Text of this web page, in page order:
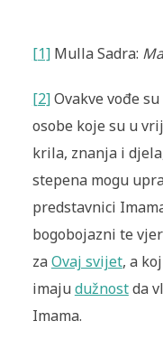
[1]Mulla Sadra:
[2]Ovakve vođe
osobe koje su u
krila, znanja i
stepena mogu
predstavnici
bogobojazni te
zaOvaj svijet, a
imajudužnostda
Imama.